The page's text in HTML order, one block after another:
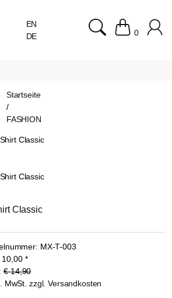
EN
DE
0
Startseite
/
FASHION
Classic
MX-T-003
10,00 *
€ 14,90
MwSt. zzgl. Versandkosten